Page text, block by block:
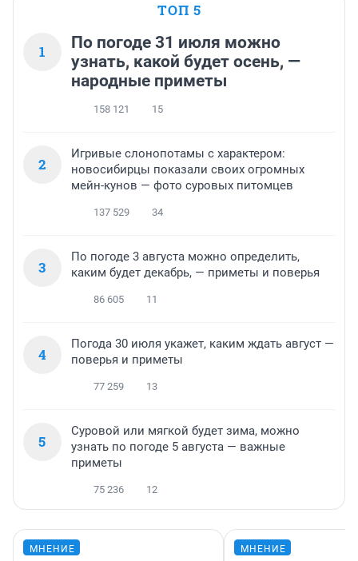
ТОП 5
1
По погоде 31 июля можно
узнать, какой будет осень, —
народные приметы
158 121 15
2
Игривые слонопотамы с характером:
новосибирцы показали своих огромных
мейн-кунов — фото суровых питомцев
137 529 34
3
По погоде 3 августа можно определить,
каким будет декабрь, — приметы и поверья
86 605 11
4
Погода 30 июля укажет, каким ждать август —
поверья и приметы
77 259 13
5
Суровой или мягкой будет зима, можно
узнать по погоде 5 августа — важные
приметы
75 236 12
МНЕНИЕ МНЕНИЕ